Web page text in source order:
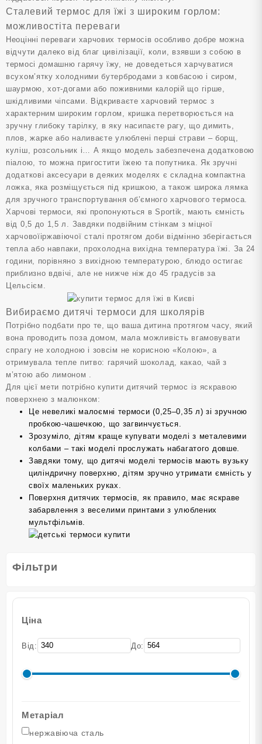
Фільтри
Ціна
Від: До:
Метаріал
нержавіюча сталь
Сталевий термос для їжі з широким горлом:
можливостіта переваги
Неоцінні переваги харчових термосів особливо добре можна
відчути далеко від благ цивілізації, коли, взявши з собою в
термосі домашню гарячу їжу, не доведеться харчуватися
всухом’ятку холодними бутербродами з ковбасою і сиром,
шаурмою, хот-догами або поживними калорій що гірше,
шкідливими чіпсами. Відкриваєте харчовий термос з
характерним широким горлом, кришка перетворюється на
зручну глибоку тарілку, в яку насипаєте рагу, що димить,
плов, жарке або наливаєте улюблені перші страви – борщ,
куліш, розсольник і… А якщо модель забезпечена додатковою
піалою, то можна пригостити їжею та попутника. Як зручні
додаткові аксесуари в деяких моделях є складна компактна
ложка, яка розміщується під кришкою, а також широка лямка
для зручного транспортування об’ємного харчового термоса.
Харчові термоси, які пропонуються в Sportik, мають ємність
від 0,5 до 1,5 л. Завдяки подвійним стінкам з міцної
харчовоїіржавіючої сталі протягом доби відмінно зберігається
тепла або навпаки, прохолодна вихідна температура їжі. За 24
години, порівняно з вихідною температурою, блюдо остигає
приблизно вдвічі, але не нижче ніж до 45 градусів за
Цельсієм.
Вибираємо дитячі термоси для школярів
Потрібно подбати про те, що ваша дитина протягом часу, який
вона проводить поза домом, мала можливість вгамовувати
спрагу не холодною і зовсім не корисною «Колою», а
отримувала тепле питво: гарячий шоколад, какао, чай з
м’ятою або лимоном .
Для цієї мети потрібно купити дитячий термос із яскравою
поверхнею з малюнком:
Це невеликі малоємні термоси (0,25–0,35 л) зі зручною
пробкою-чашечкою, що загвинчується.
Зрозуміло, дітям краще купувати моделі з металевими
колбами – такі моделі прослужать набагатого довше.
Завдяки тому, що дитячі моделі термосів мають вузьку
циліндричну поверхню, дітям зручно утримати ємність у
своїх маленьких руках.
Поверхня дитячих термосів, як правило, має яскраве
забарвлення з веселими принтами з улюблених
мультфільмів.